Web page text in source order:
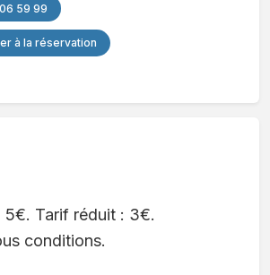
59 99
à la réservation
5€. Tarif réduit : 3€.
conditions.